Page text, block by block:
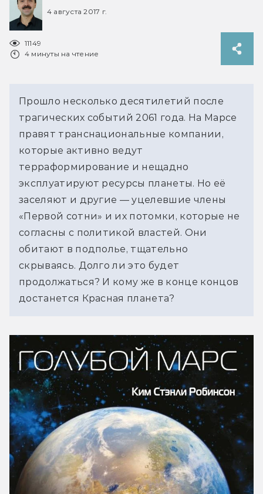
4 августа 2017 г.
11149
4 минуты на чтение
Прошло несколько десятилетий после
трагических событий 2061 года. На Марсе
правят транснациональные компании,
которые активно ведут
терраформирование и нещадно
эксплуатируют ресурсы планеты. Но её
заселяют и другие — уцелевшие члены
«Первой сотни» и их потомки, которые не
согласны с политикой властей. Они
обитают в подполье, тщательно
скрываясь. Долго ли это будет
продолжаться? И кому же в конце концов
достанется Красная планета?